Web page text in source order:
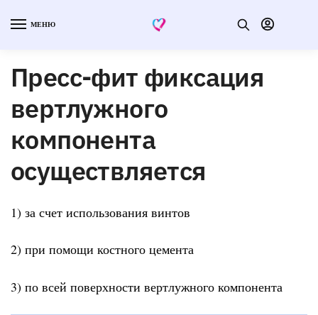
МЕНЮ
Пресс-фит фиксация
вертлужного
компонента
осуществляется
1) за счет использования винтов
2) при помощи костного цемента
3) по всей поверхности вертлужного компонента